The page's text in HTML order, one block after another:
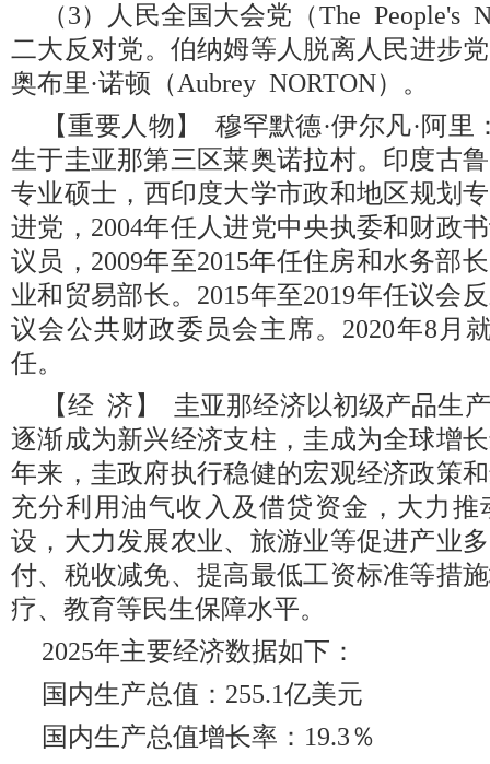
（3）人民全国大会党（The People's
二大反对党。伯纳姆等人脱离人民进步
奥布里·诺顿（Aubrey NORTON）。
【重要人物】 穆罕默德·伊尔凡·阿里
生于圭亚那第三区莱奥诺拉村。印度古
专业硕士，西印度大学市政和地区规划
进党，2004年任人进党中央执委和财政
议员，2009年至2015年任住房和水务部
业和贸易部长。2015年至2019年任议会
议会公共财政委员会主席。2020年8月
任。
【经 济】 圭亚那经济以初级产品生
逐渐成为新兴经济支柱，圭成为全球增
年来，圭政府执行稳健的宏观经济政策
充分利用油气收入及借贷资金，大力
设，大力发展农业、旅游业等促进产业
付、税收减免、提高最低工资标准等措
疗、教育等民生保障水平。
2025年主要经济数据如下：
国内生产总值：255.1亿美元
国内生产总值增长率：19.3％